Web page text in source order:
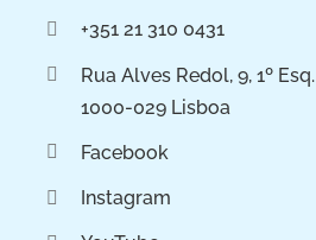
+351 21 310 0431
Rua Alves Redol, 9, 1º Esq.
1000-029 Lisboa
Facebook
Instagram